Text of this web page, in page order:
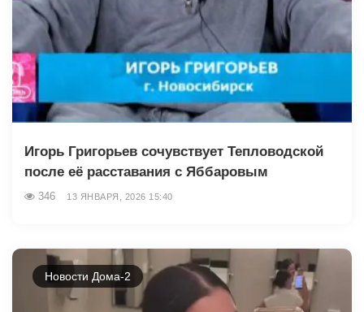
Игорь Григорьев сочувствует Тепловодской
после её расставания с Яббаровым
346 13 ЯНВАРЯ, 2026 15:40
Новости Дома-2